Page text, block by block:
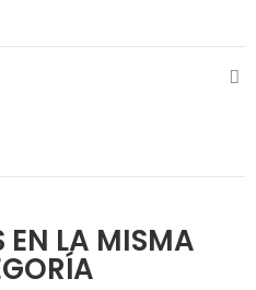
EN LA MISMA